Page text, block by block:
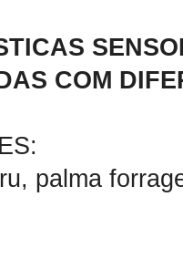
COM
palma